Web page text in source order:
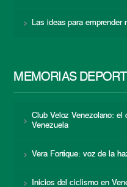
Las ideas para emprender
MEMORIAS
Club Veloz Venezolano:
Venezuela
Vera Fortique: voz de la
Inicios del ciclismo en